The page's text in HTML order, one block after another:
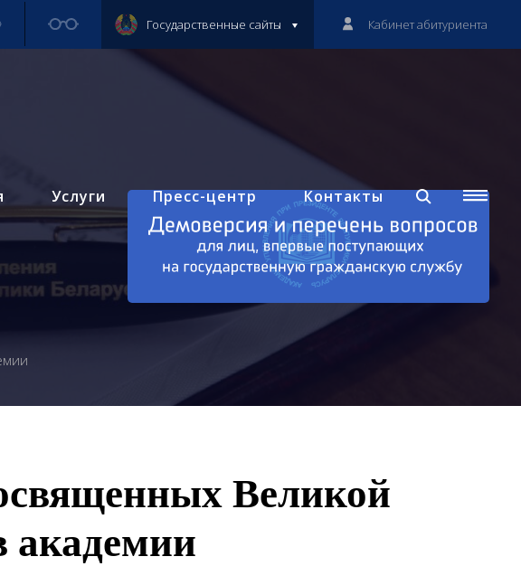
Услуги Пресс-центр Контакты
Государственные сайты Кабинет абитуриента
Великой
академии